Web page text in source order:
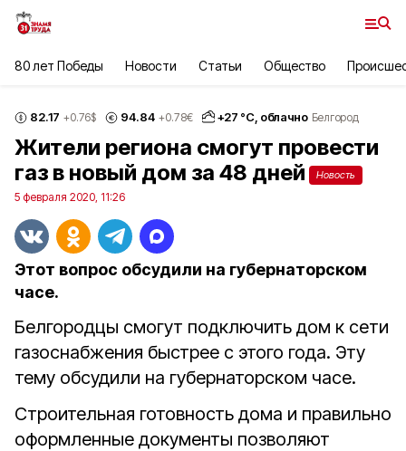
80 лет Победы Новости Статьи Общество
82.17 +0.76$ 94.84 +0.78€ +27 °С, облачно Белгород
Жители региона смогут провести
газ в новый дом за 48 дней
Новость
5 февраля 2020, 11:26
Этот вопрос обсудили на губернаторском
часе.
Белгородцы смогут подключить дом к сети
газоснабжения быстрее с этого года. Эту
тему обсудили на губернаторском часе.
Строительная готовность дома и правильно
оформленные документы позволяют